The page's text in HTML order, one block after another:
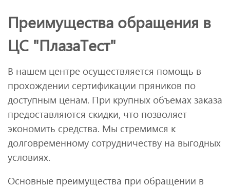
Преимущества обращения в
ЦС "ПлазаТест"
В нашем центре осуществляется помощь в
прохождении сертификации пряников по
доступным ценам. При крупных объемах заказа
предоставляются скидки, что позволяет
экономить средства. Мы стремимся к
долговременному сотрудничеству на выгодных
условиях.
Основные преимущества при обращении в